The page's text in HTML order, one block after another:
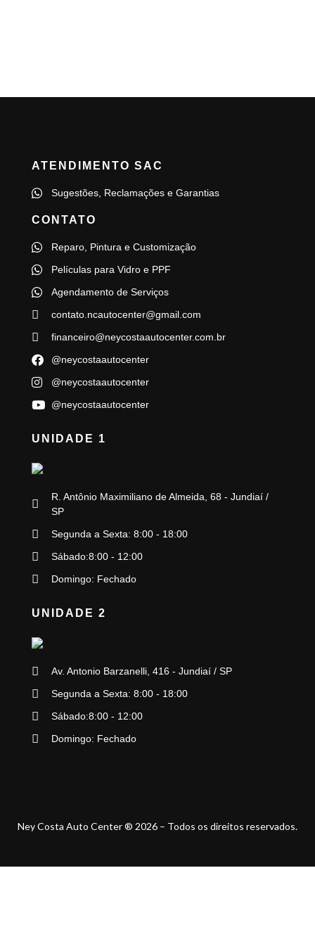
ATENDIMENTO SAC
Sugestões, Reclamações e Garantias
CONTATO
Reparo, Pintura e Customização
Películas para Vidro e PPF
Agendamento de Serviços
contato.ncautocenter@gmail.com
financeiro@neycostaautocenter.com.br
@neycostaautocenter
@neycostaautocenter
@neycostaautocenter
UNIDADE 1
R. Antônio Maximiliano de Almeida, 68 - Jundiaí /
SP
Segunda a Sexta: 8:00 - 18:00
Sábado:8:00 - 12:00
Domingo: Fechado
UNIDADE 2
Av. Antonio Barzanelli, 416 - Jundiaí / SP
Segunda a Sexta: 8:00 - 18:00
Sábado:8:00 - 12:00
Domingo: Fechado
Ney Costa Auto Center ® 2026 – Todos os direitos reservados.